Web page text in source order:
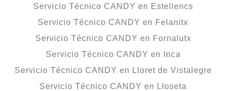
Servicio Técnico CANDY en Estellencs
Servicio Técnico CANDY en Felanitx
Servicio Técnico CANDY en Fornalutx
Servicio Técnico CANDY en Inca
Servicio Técnico CANDY en Lloret de Vistalegre
Servicio Técnico CANDY en Lloseta